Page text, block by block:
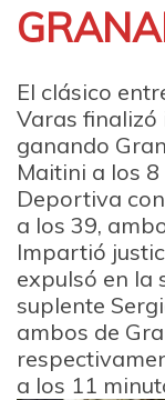
El clásico
Varas finalizó
ganando
Maitini a los
Deportiva
a los 39,
Impartió
expulsó en la
suplente
ambos de
a los 11